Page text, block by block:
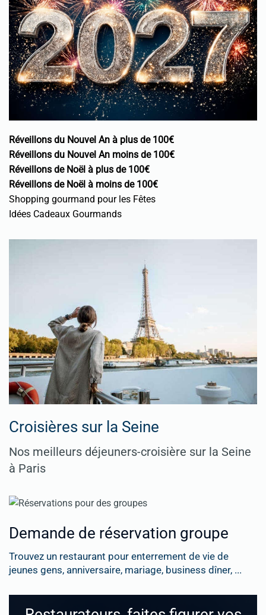
Réveillons du Nouvel An à plus de 100€
Réveillons du Nouvel An moins de 100€
Réveillons de Noël à plus de 100€
Réveillons de Noël à moins de 100€
Shopping gourmand pour les Fêtes
Idées Cadeaux Gourmands
Croisières sur la Seine
Nos meilleurs déjeuners-croisière sur la Seine
à Paris
Demande de réservation groupe
Trouvez un restaurant pour enterrement de vie de
jeunes gens, anniversaire, mariage, business dîner, ...